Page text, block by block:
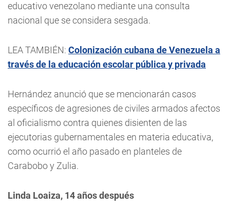
educativo venezolano mediante una consulta
nacional que se considera sesgada.
LEA TAMBIÉN: Colonización cubana de Venezuela a
través de la educación escolar pública y privada
Hernández anunció que se mencionarán casos
específicos de agresiones de civiles armados afectos
al oficialismo contra quienes disienten de las
ejecutorias gubernamentales en materia educativa,
como ocurrió el año pasado en planteles de
Carabobo y Zulia.
Linda Loaiza, 14 años después